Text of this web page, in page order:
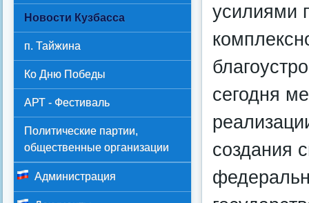
усилиями
сегодня
создания
Новости Кузбасса
п. Тайжина
Ко Дню Победы
АРТ - Фестиваль
Политические партии,
общественные организации
Администрация